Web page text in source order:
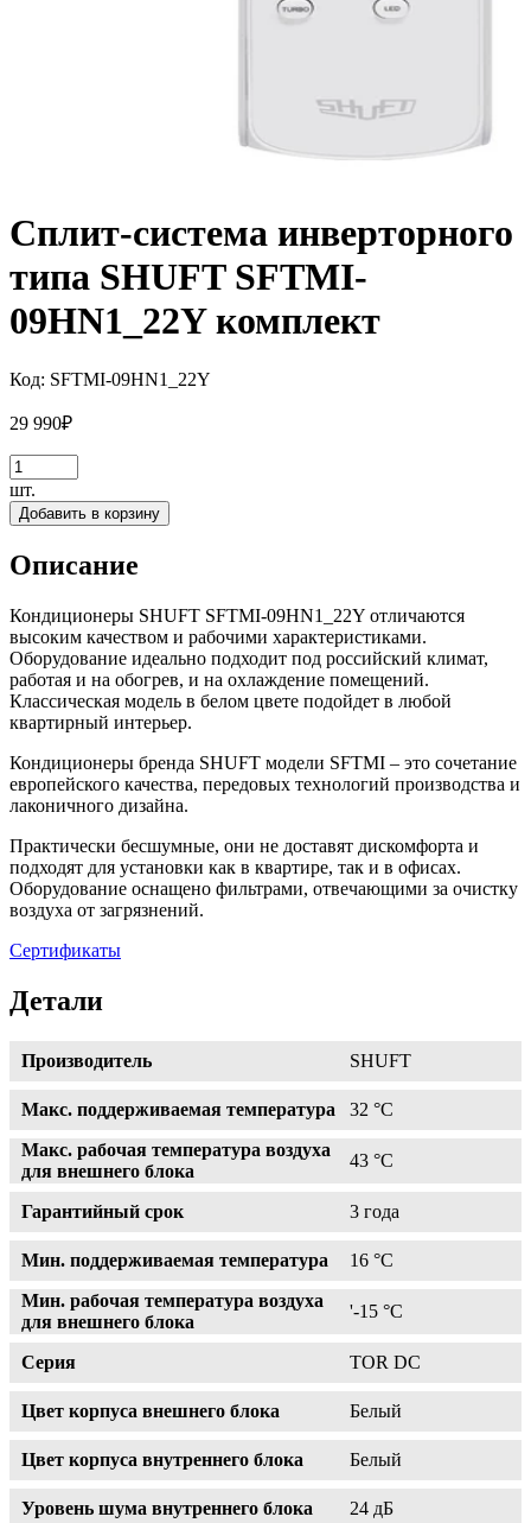
Сплит-система инверторного
типа SHUFT SFTMI-
09HN1_22Y комплект
Код: SFTMI-09HN1_22Y
29 990₽
шт.
Добавить в корзину
Описание
Кондиционеры SHUFT SFTMI-09HN1_22Y отличаются
высоким качеством и рабочими характеристиками.
Оборудование идеально подходит под российский климат,
работая и на обогрев, и на охлаждение помещений.
Классическая модель в белом цвете подойдет в любой
квартирный интерьер.
Кондиционеры бренда SHUFT модели SFTMI – это сочетание
европейского качества, передовых технологий производства и
лаконичного дизайна.
Практически бесшумные, они не доставят дискомфорта и
подходят для установки как в квартире, так и в офисах.
Оборудование оснащено фильтрами, отвечающими за очистку
воздуха от загрязнений.
Сертификаты
Детали
Производитель SHUFT
Макс. поддерживаемая температура
32 °С
Макс. рабочая температура воздуха
для внешнего блока
43 °С
Гарантийный срок 3 года
Мин. поддерживаемая температура
16 °С
Мин. рабочая температура воздуха
для внешнего блока
'-15 °С
Серия TOR DC
Цвет корпуса внешнего блока Белый
Цвет корпуса внутреннего блока Белый
Уровень шума внутреннего блока 24 дБ